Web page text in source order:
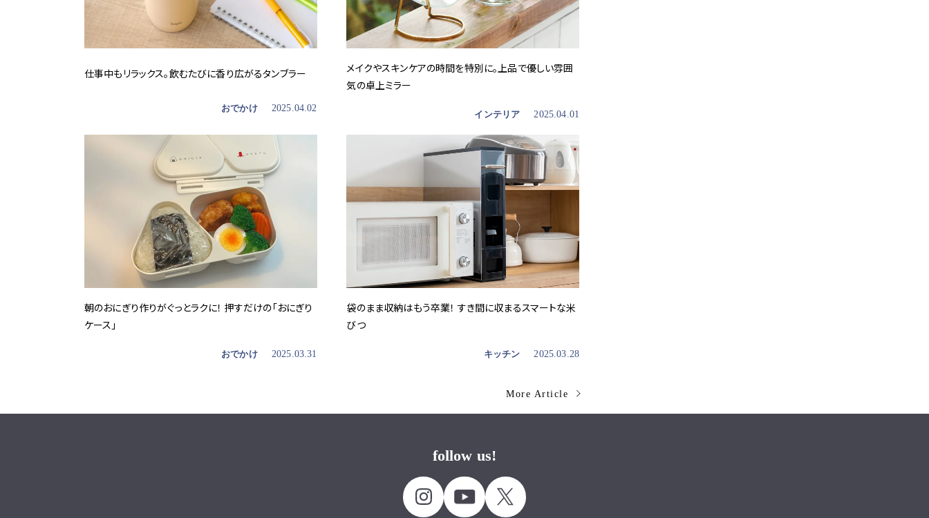
仕事中もリラックス。飲むたびに香り広がるタンブラー
おでかけ 2025.04.02
メイクやスキンケアの時間を特別に。上品で優しい雰囲
気の卓上ミラー
インテリア 2025.04.01
朝のおにぎり作りがぐっとラクに！ 押すだけの「おにぎり
ケース」
おでかけ 2025.03.31
袋のまま収納はもう卒業！ すき間に収まるスマートな米
びつ
キッチン 2025.03.28
More Article
follow us!